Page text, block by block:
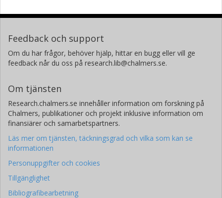
Feedback och support
Om du har frågor, behöver hjälp, hittar en bugg eller vill ge
feedback når du oss på research.lib@chalmers.se.
Om tjänsten
Research.chalmers.se innehåller information om forskning på
Chalmers, publikationer och projekt inklusive information om
finansiärer och samarbetspartners.
Läs mer om tjänsten, täckningsgrad och vilka som kan se
informationen
Personuppgifter och cookies
Tillgänglighet
Bibliografibearbetning